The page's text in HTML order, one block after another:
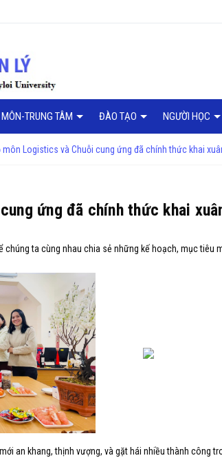
TRUNG TÂM ĐÀO TẠO NGƯỜI HỌC
môn Logistics và Chuỗi cung ứng đã chính thức khai
ứng đã chính thức khai
chúng ta cùng nhau chia sẻ những kế hoạch, mục tiêu
an khang, thịnh vượng, và gặt hái nhiều thành công